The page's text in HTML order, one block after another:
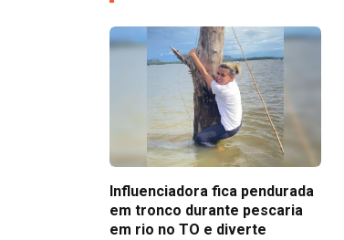
Influenciadora fica pendurada
em tronco durante pescaria
em rio no TO e diverte